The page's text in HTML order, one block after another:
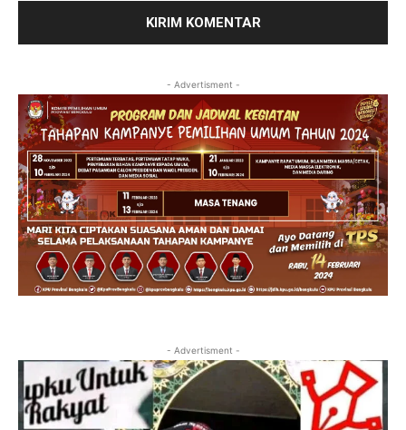
- Advertisment -
- Advertisment -